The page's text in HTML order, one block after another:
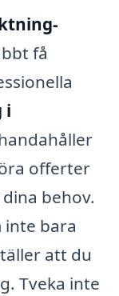
få
i
offerter
behov.
inte bara
att du
Tveka inte